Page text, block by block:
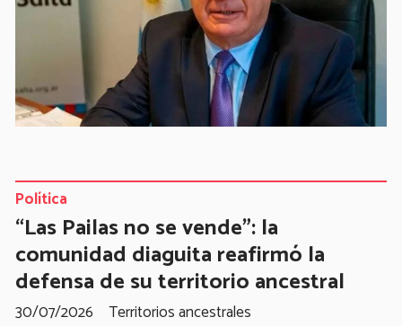
“Las Pailas no se vende”: la
comunidad diaguita reafirmó la
defensa de su territorio ancestral
Territorios ancestrales
Política
30/07/2026